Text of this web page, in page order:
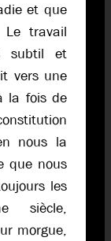
et que
travail
subtil et
vers une
la fois de
nous la
que nous
les
siècle,
morgue,